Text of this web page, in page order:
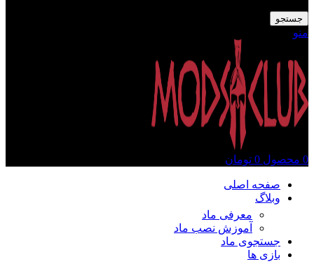
جستجو
منو
0 محصول 0 تومان
صفحه اصلی
وبلاگ
معرفی ماد
آموزش نصب ماد
جستجوی ماد
بازی ها